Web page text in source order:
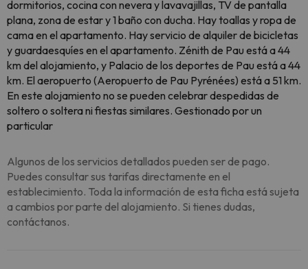
dormitorios, cocina con nevera y lavavajillas, TV de pantalla
plana, zona de estar y 1 baño con ducha. Hay toallas y ropa de
cama en el apartamento. Hay servicio de alquiler de bicicletas
y guardaesquíes en el apartamento. Zénith de Pau está a 44
km del alojamiento, y Palacio de los deportes de Pau está a 44
km. El aeropuerto (Aeropuerto de Pau Pyrénées) está a 51 km.
En este alojamiento no se pueden celebrar despedidas de
soltero o soltera ni fiestas similares. Gestionado por un
particular
Algunos de los servicios detallados pueden ser de pago.
Puedes consultar sus tarifas directamente en el
establecimiento. Toda la información de esta ficha está sujeta
a cambios por parte del alojamiento. Si tienes dudas,
contáctanos.